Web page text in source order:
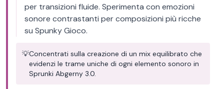
per transizioni fluide. Sperimenta con emozioni
sonore contrastanti per composizioni più ricche
su Spunky Gioco.
💡Concentrati sulla creazione di un mix equilibrato che
evidenzi le trame uniche di ogni elemento sonoro in
Sprunki Abgerny 3.0.